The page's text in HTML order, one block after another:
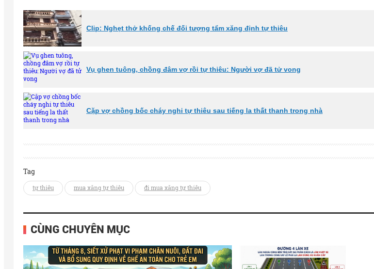
Clip: Nghẹt thở khống chế đối tượng tẩm xăng định tự thiêu
Vụ ghen tuông, chồng đâm vợ rồi tự thiêu: Người vợ đã tử vong
Cặp vợ chồng bốc cháy nghi tự thiêu sau tiếng la thất thanh trong nhà
Tag
tự thiêu mua xăng tự thiêu đi mua xăng tự thiêu
CÙNG CHUYÊN MỤC